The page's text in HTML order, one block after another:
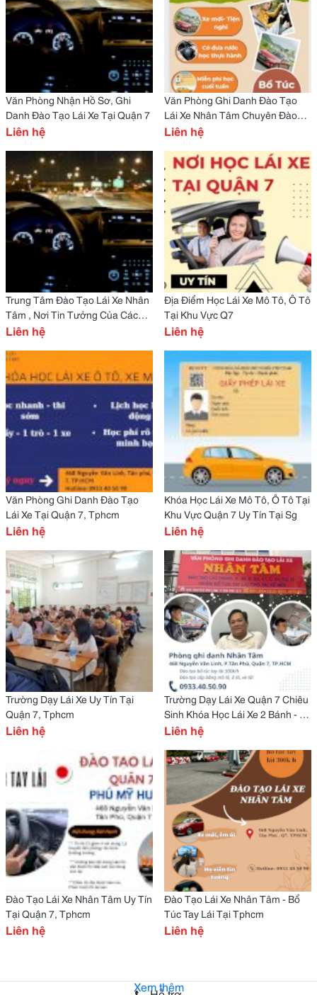
Văn Phòng Nhận Hồ Sơ, Ghi
Danh Đào Tạo Lái Xe Tại Quận 7
Liên hệ
Văn Phòng Ghi Danh Đào Tạo
Lái Xe Nhân Tâm Chuyên Đào
Tạo Các Hạng A1,A,B,C1
Liên hệ
Trung Tâm Đào Tạo Lái Xe Nhân
Tâm , Nơi Tin Tưởng Của Các
Học Viên
Liên hệ
Địa Điểm Học Lái Xe Mô Tô, Ô Tô
Tại Khu Vực Q7
Liên hệ
Văn Phòng Ghi Danh Đào Tạo
Lái Xe Tại Quận 7, Tphcm
Liên hệ
Khóa Học Lái Xe Mô Tô, Ô Tô Tại
Khu Vực Quận 7 Uy Tín Tại Sg
Liên hệ
Trường Dạy Lái Xe Uy Tín Tại
Quận 7, Tphcm
Liên hệ
Trường Dạy Lái Xe Quận 7 Chiêu
Sinh Khóa Học Lái Xe 2 Bánh - 4
Bánh. Dạy Lái Xe Ô Tô Quận 7
Liên hệ
Đào Tạo Lái Xe Nhân Tâm Uy Tín
Tại Quận 7, Tphcm
Liên hệ
Đào Tạo Lái Xe Nhân Tâm - Bổ
Túc Tay Lái Tại Tphcm
Liên hệ
Xem thêm